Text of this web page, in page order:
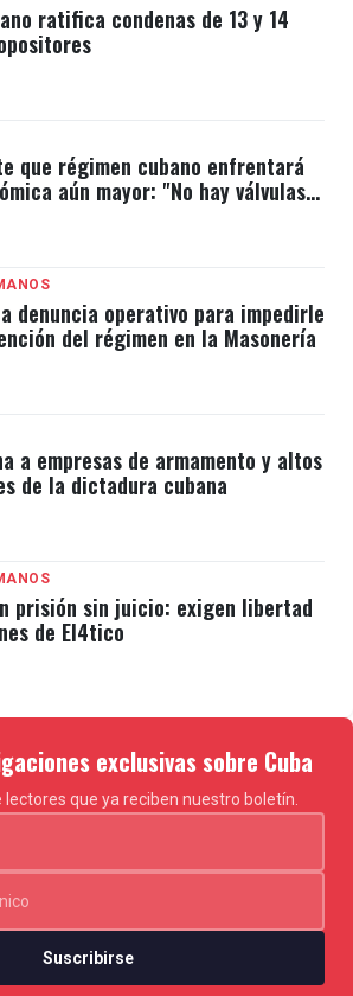
ratifica condenas de 13 y 14
que régimen cubano enfrentará
aún mayor: "No hay válvulas
denuncia operativo para impedirle
del régimen en la Masonería
a empresas de armamento y altos
de la dictadura cubana
prisión sin juicio: exigen libertad
de El4tico
exclusivas sobre Cuba
lectores que ya reciben nuestro boletín.
Suscribirse